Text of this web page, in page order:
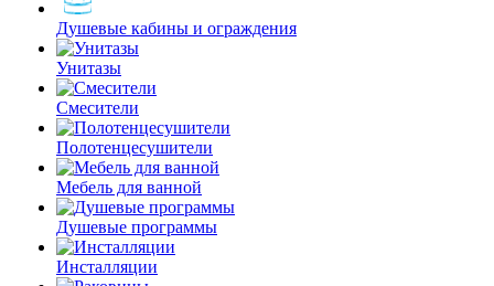
Душевые кабины и ограждения
Унитазы
Смесители
Полотенцесушители
Мебель для ванной
Душевые программы
Инсталляции